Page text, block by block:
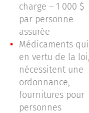
charge – 1 000 $
par personne
assurée
Médicaments
en vertu de la
nécessitent une
ordonnance,
fournitures pour
personnes